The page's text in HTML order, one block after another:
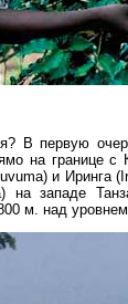
В первую
на границе
и Иринга
на западе
м. над